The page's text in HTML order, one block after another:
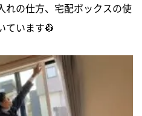
お問い合わせ
ーポリシー
トに関する基本方針
れの仕方、宅配ボックスの使
ています👷